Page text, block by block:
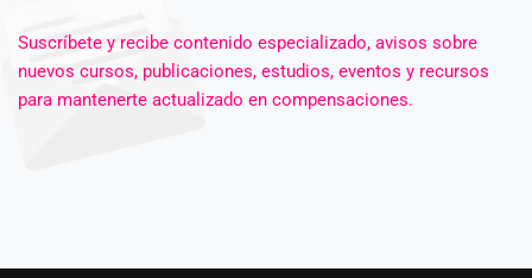
Suscríbete y recibe contenido especializado, avisos sobre
nuevos cursos, publicaciones, estudios, eventos y recursos
para mantenerte actualizado en compensaciones.